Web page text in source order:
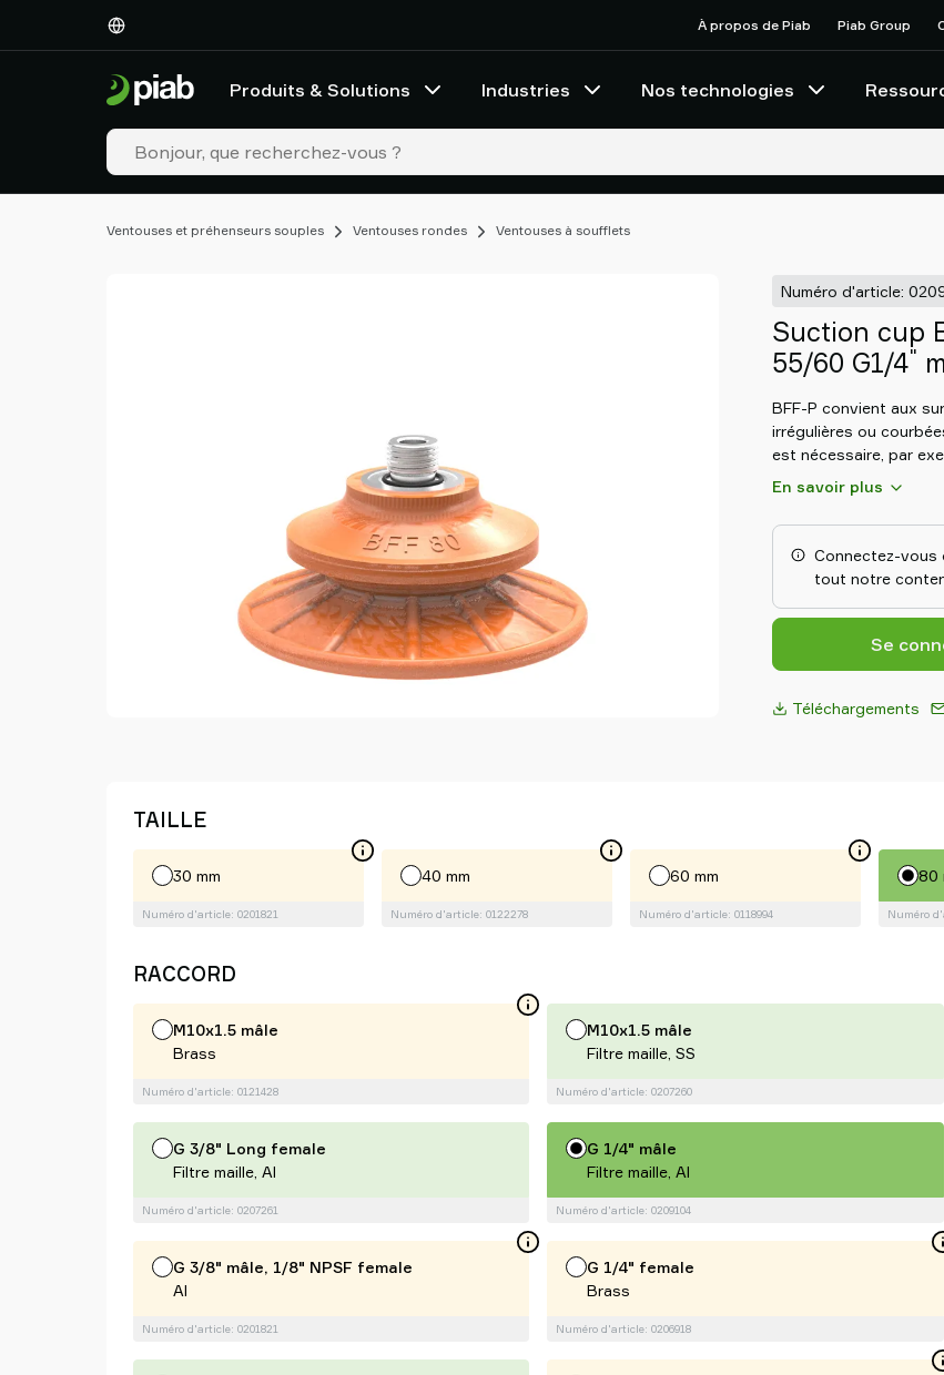
À propos de Piab Piab Group
Produits & Solutions Industries Nos technologies
Ventouses et préhenseurs souples Ventouses rondes Ventouses à soufflets
Numéro d'article:
Suction cup
55/60 G1/4"
BFF-P convient aux
irrégulières ou
est nécessaire, par
désempilage. Le
des mouvements,
friction sont
huileuses, telles que
d'emboutissage.
cisaillement élevées,
celles des ventouses
En savoir plus
Connectez-vous
tout notre
Se
Téléchargements
TAILLE
30 mm
Numéro d'article: 0201821
40 mm
Numéro d'article: 0122278
60 mm
Numéro d'article: 0118994
80
Numéro
RACCORD
M10x1.5 mâle
Brass
Numéro d'article: 0121428
M10x1.5 mâle
Filtre maille, SS
Numéro d'article: 0207260
G 3/8" Long female
Filtre maille, Al
Numéro d'article: 0207261
G 1/4" mâle
Filtre maille, Al
Numéro d'article: 0209104
G 3/8" mâle, 1/8" NPSF female
Al
Numéro d'article: 0201821
G 1/4" female
Brass
Numéro d'article: 0206918
Industries
technologies
Ressources